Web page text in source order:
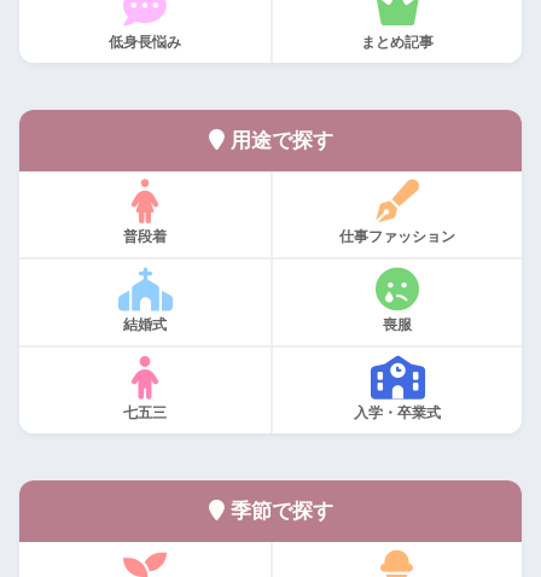
低身長悩み まとめ記事
用途で探す
普段着 仕事ファッション
結婚式 喪服
七五三 入学・卒業式
季節で探す